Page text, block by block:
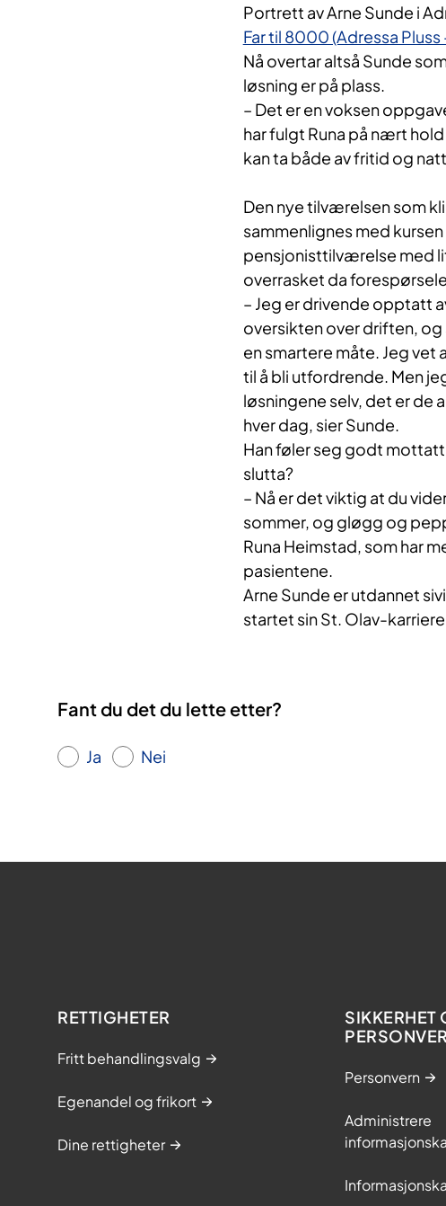
Portrett av Arne Sunde i
Far til 8000 (Adressa
Nå overtar altså Sunde
løsning er på plass.
– Det er en voksen
har fulgt Runa på nært
kan ta både av fritid og
Den nye tilværelsen som
sammenlignes med
pensjonisttilværelse med
overrasket da
– Jeg er drivende opptatt
oversikten over driften, og
en smartere måte. Jeg
til å bli utfordrende. Men
løsningene selv, det er de
hver dag, sier Sunde.
Han føler seg godt mottatt
slutta?
– Nå er det viktig at du
sommer, og gløgg og
Runa Heimstad, som har
pasientene.
Arne Sunde er utdannet
startet sin St. Olav-
Fant du det du lette etter?
Ja Nei
RETTIGHETER
Fritt behandlingsvalg
Egenandel og frikort
Dine rettigheter
SIKKERHET
Personvern
Administrere